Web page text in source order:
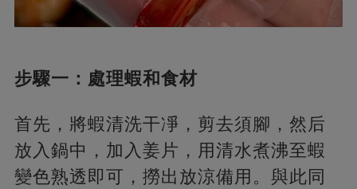
步驟一：處理蝦和食材
首先，將蝦清洗干凈，剪去須腳，然后
放入鍋中，加入姜片，用清水煮沸至蝦
變色熟透即可，撈出放涼備用。與此同